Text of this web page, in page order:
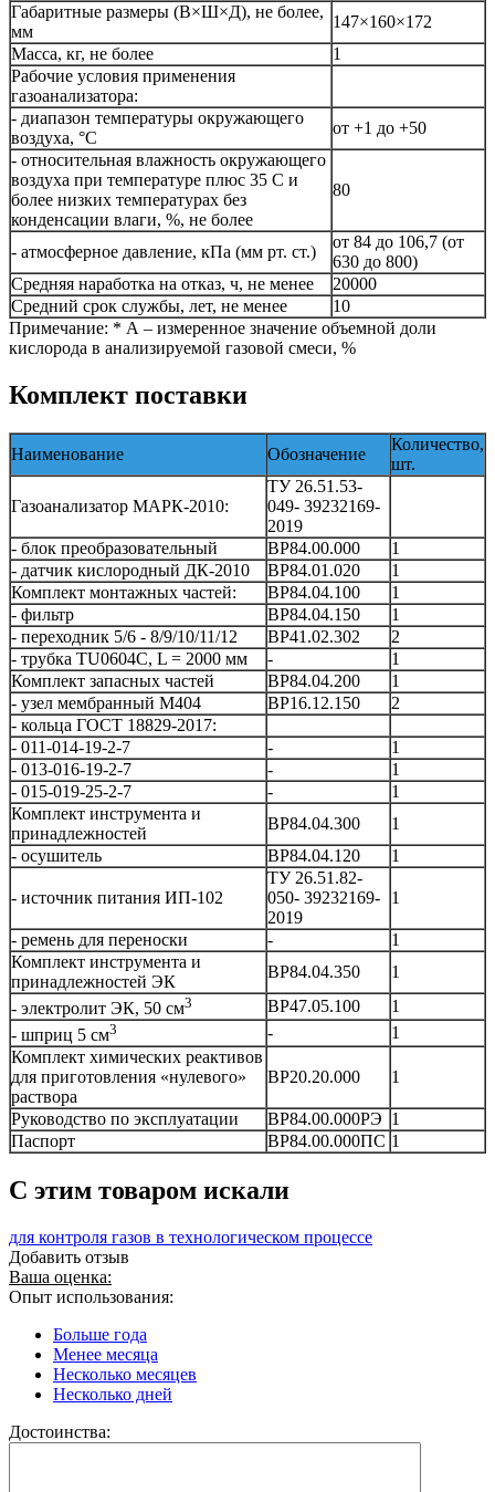
Габаритные размеры (В×Ш×Д), не более,
мм
147×160×172
Масса, кг, не более
1
Рабочие условия применения
газоанализатора:
- диапазон температуры окружающего
воздуха, °С
от +1 до +50
- относительная влажность окружающего
воздуха при температуре плюс 35 С и
более низких температурах без
конденсации влаги, %, не более
80
- атмосферное давление, кПа (мм рт. ст.)
от 84 до 106,7 (от
630 до 800)
Средняя наработка на отказ, ч, не менее
20000
Средний срок службы, лет, не менее
10
Примечание: * А – измеренное значение объемной доли
кислорода в анализируемой газовой смеси, %
Комплект поставки
Наименование Обозначение
Количество,
шт.
Газоанализатор МАРК-2010:
ТУ 26.51.53-
049- 39232169-
2019
- блок преобразовательный
ВР84.00.000
1
- датчик кислородный ДК-2010
ВР84.01.020
1
Комплект монтажных частей:
ВР84.04.100
1
- фильтр
ВР84.04.150
1
- переходник 5/6 - 8/9/10/11/12
ВР41.02.302
2
- трубка TU0604C, L = 2000 мм
-
1
Комплект запасных частей
ВР84.04.200
1
- узел мембранный М404
ВР16.12.150
2
- кольца ГОСТ 18829-2017:
- 011-014-19-2-7
-
1
- 013-016-19-2-7
-
1
- 015-019-25-2-7
-
1
Комплект инструмента и
принадлежностей
ВР84.04.300
1
- осушитель
ВР84.04.120 1
- источник питания ИП-102
ТУ 26.51.82-
050- 39232169-
2019
1
- ремень для переноски -
1
Комплект инструмента и
принадлежностей ЭК
ВР84.04.350
1
- электролит ЭК, 50 см3 ВР47.05.100
1
- шприц 5 см3 -
1
Комплект химических реактивов
для приготовления «нулевого»
раствора
ВР20.20.000 1
Руководство по эксплуатации ВР84.00.000РЭ 1
Паспорт
ВР84.00.000ПС 1
C этим товаром искали
для контроля газов в технологическом процессе
Добавить отзыв
Ваша оценка:
Опыт использования:
Больше года
Менее месяца
Несколько месяцев
Несколько дней
Достоинства: